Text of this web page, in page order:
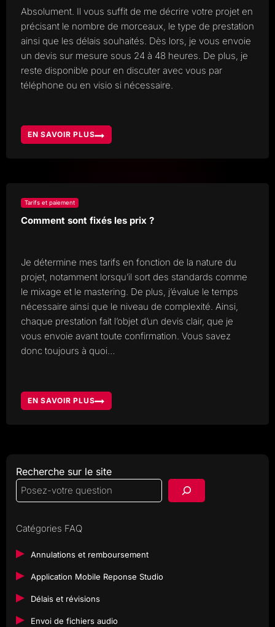
Absolument. Il vous suffit de me décrire votre projet en
précisant le nombre de morceaux, le type de prestation
ainsi que les délais souhaités. Dès lors, je vous envoie
un devis sur mesure sous 24 à 48 heures. De plus, je
reste disponible pour en discuter avec vous par
téléphone ou en visio si nécessaire.
EN SAVOIR PLUS
PUIS-
JE
Tarifs et paiement
Comment sont fixés les prix ?
Je détermine mes tarifs en fonction de la nature du
projet, notamment lorsqu’il sort des standards comme
le mixage et le mastering. De plus, j’évalue le temps
nécessaire ainsi que le niveau de complexité. Ainsi,
chaque prestation fait l’objet d’un devis clair, que je
vous envoie avant toute confirmation. Vous savez
donc toujours à quoi…
EN SAVOIR PLUS
COMMENT
SONT
Recherche sur le site
Catégories FAQ
Annulations et remboursement
Application Mobile Reponse Studio
Délais et révisions
Envoi de fichiers audio